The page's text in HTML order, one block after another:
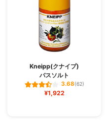
Kneipp(クナイプ)
バスソルト
3.68(62)
¥1,922